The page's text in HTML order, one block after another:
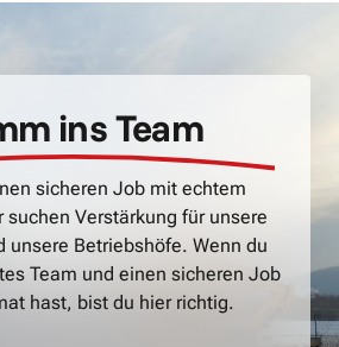
ins Team
sicheren Job mit echtem
suchen Verstärkung für unsere
unsere Betriebshöfe. Wenn du
Team und einen sicheren Job
hast, bist du hier richtig.